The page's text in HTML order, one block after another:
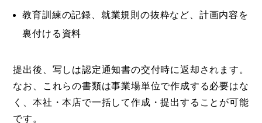
教育訓練の記録、就業規則の抜粋など、計画内容を
裏付ける資料
提出後、写しは認定通知書の交付時に返却されます。
なお、これらの書類は事業場単位で作成する必要はな
く、本社・本店で一括して作成・提出することが可能
です。